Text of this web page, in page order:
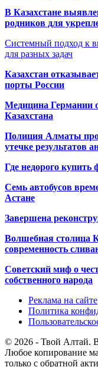
В Казахстане
родников для
Системный подход к
для разных задач
Казахстан
порты России
Медицина Германии
Казахстана
Полиция Алматы
утечке результатов
Где недорого
Семь автобусов
Астане
Завершена
Волшебная столица
современность
Советский миф о
собственного народа
Реклама на сайте
Политика
© 2026 - Твой Алтай.
Любое копирование
только с обратной